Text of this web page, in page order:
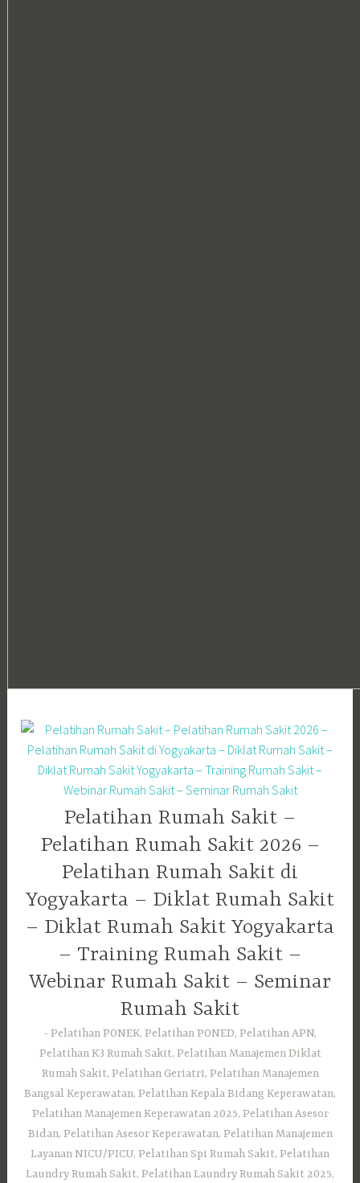
Pelatihan Rumah Sakit –
Pelatihan Rumah Sakit 2026 –
Pelatihan Rumah Sakit di
Yogyakarta – Diklat Rumah Sakit
– Diklat Rumah Sakit Yogyakarta
– Training Rumah Sakit –
Webinar Rumah Sakit – Seminar
Rumah Sakit
Pelatihan PONEK, Pelatihan PONED, Pelatihan APN,
Pelatihan K3 Rumah Sakit, Pelatihan Manajemen Diklat
Rumah Sakit, Pelatihan Geriatri, Pelatihan Manajemen
Bangsal Keperawatan, Pelatihan Kepala Bidang Keperawatan,
Pelatihan Manajemen Keperawatan 2025, Pelatihan Asesor
Bidan, Pelatihan Asesor Keperawatan, Pelatihan Manajemen
Layanan NICU/PICU, Pelatihan Spi Rumah Sakit, Pelatihan
Laundry Rumah Sakit, Pelatihan Laundry Rumah Sakit 2025,